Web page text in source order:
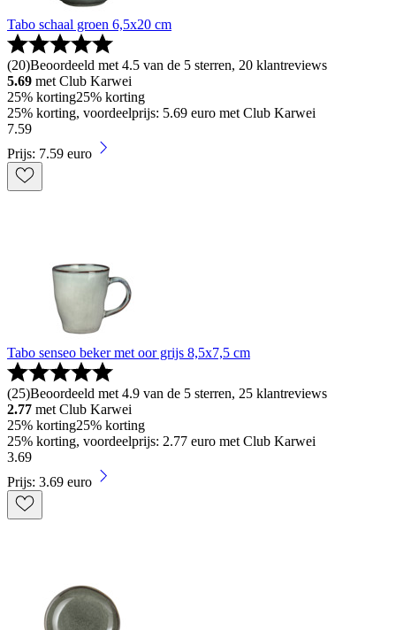
Tabo schaal groen 6,5x20 cm
(20)Beoordeeld met 4.5 van de 5 sterren, 20 klantreviews
5.69 met Club Karwei
25% korting25% korting
25% korting, voordeelprijs: 5.69 euro met Club Karwei
7.59
Prijs: 7.59 euro
Tabo senseo beker met oor grijs 8,5x7,5 cm
(25)Beoordeeld met 4.9 van de 5 sterren, 25 klantreviews
2.77 met Club Karwei
25% korting25% korting
25% korting, voordeelprijs: 2.77 euro met Club Karwei
3.69
Prijs: 3.69 euro